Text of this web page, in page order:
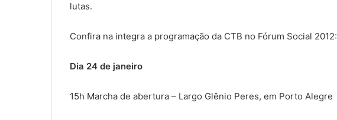
lutas.
Confira na integra a programação da CTB no Fórum Social 2012:
Dia 24 de janeiro
15h Marcha de abertura – Largo Glênio Peres, em Porto Alegre